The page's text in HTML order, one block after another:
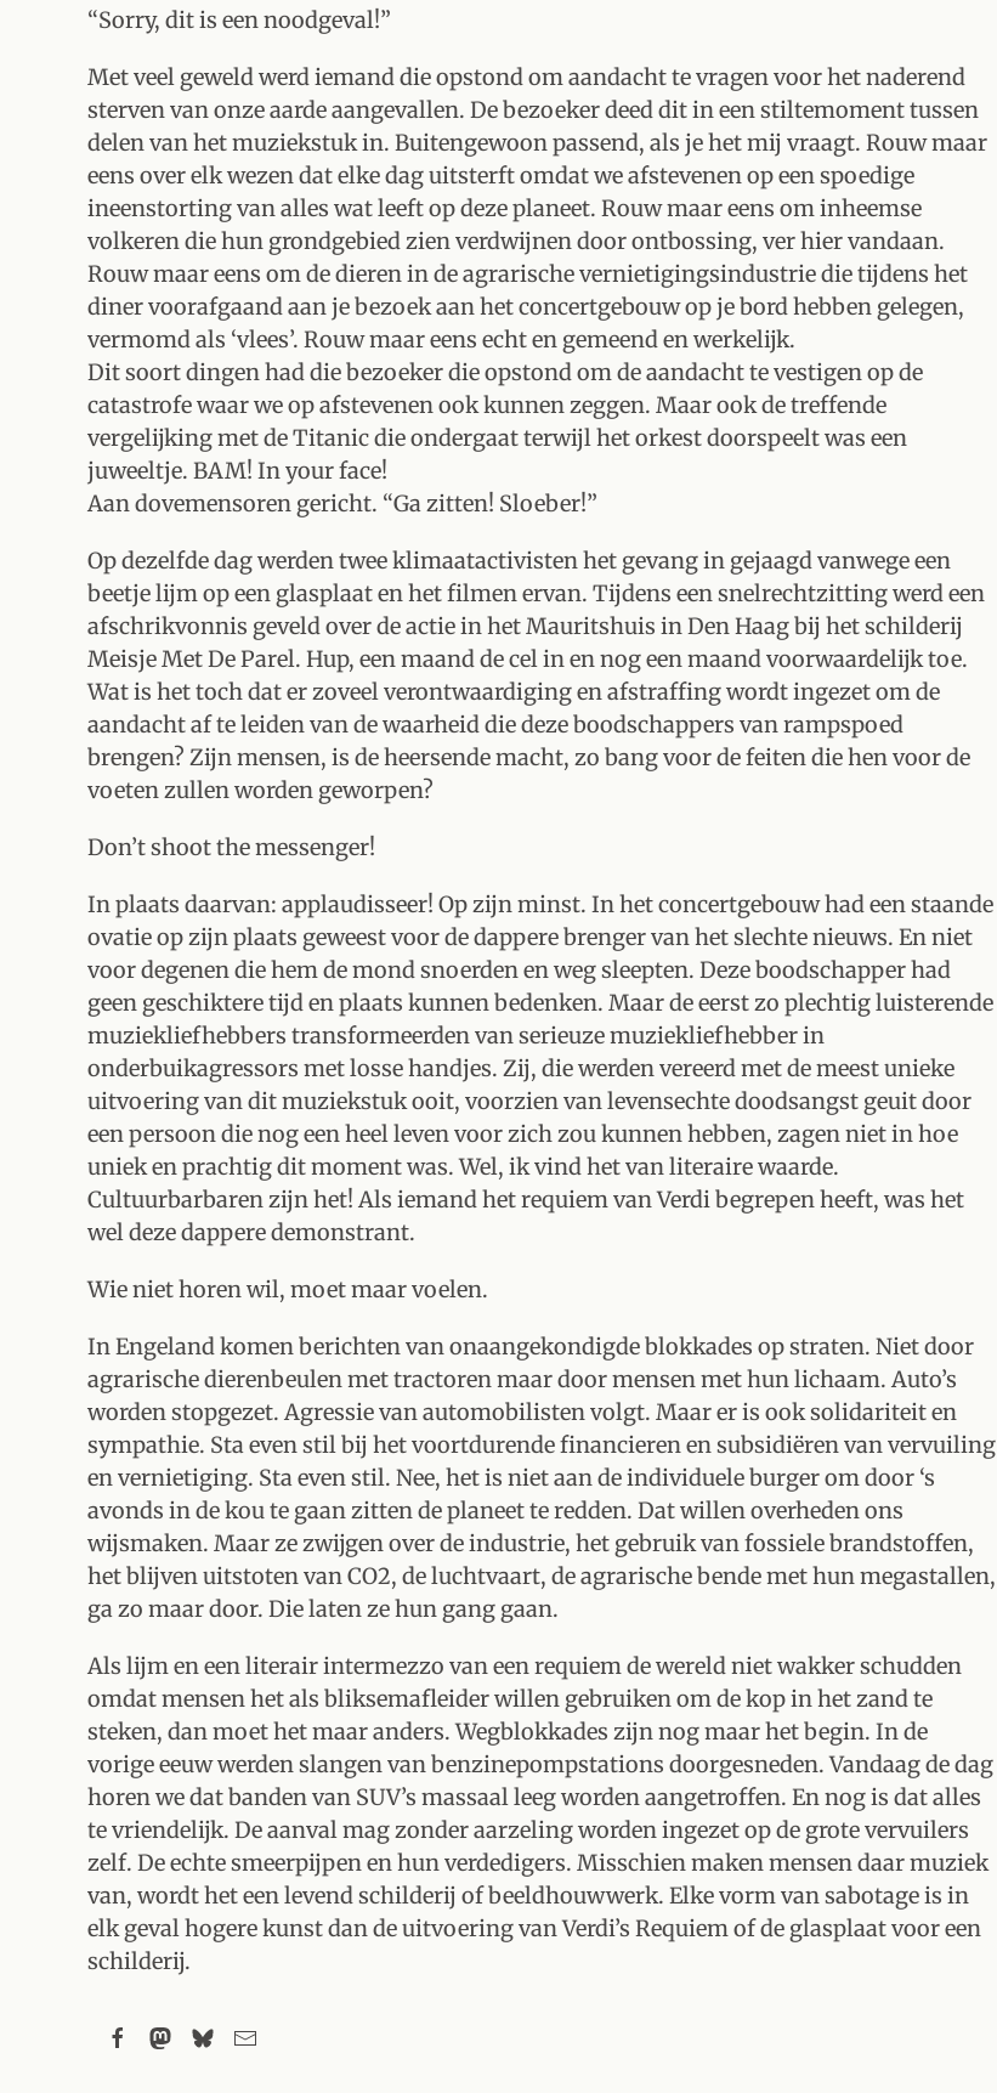
“Sorry, dit is een noodgeval!”
Met veel geweld werd iemand die opstond om aandacht te vragen voor het naderend
sterven van onze aarde aangevallen. De bezoeker deed dit in een stiltemoment tussen
delen van het muziekstuk in. Buitengewoon passend, als je het mij vraagt. Rouw maar
eens over elk wezen dat elke dag uitsterft omdat we afstevenen op een spoedige
ineenstorting van alles wat leeft op deze planeet. Rouw maar eens om inheemse
volkeren die hun grondgebied zien verdwijnen door ontbossing, ver hier vandaan.
Rouw maar eens om de dieren in de agrarische vernietigingsindustrie die tijdens het
diner voorafgaand aan je bezoek aan het concertgebouw op je bord hebben gelegen,
vermomd als ‘vlees’. Rouw maar eens echt en gemeend en werkelijk.
Dit soort dingen had die bezoeker die opstond om de aandacht te vestigen op de
catastrofe waar we op afstevenen ook kunnen zeggen. Maar ook de treffende
vergelijking met de Titanic die ondergaat terwijl het orkest doorspeelt was een
juweeltje. BAM! In your face!
Aan dovemensoren gericht. “Ga zitten! Sloeber!”
Op dezelfde dag werden twee klimaatactivisten het gevang in gejaagd vanwege een
beetje lijm op een glasplaat en het filmen ervan. Tijdens een snelrechtzitting werd een
afschrikvonnis geveld over de actie in het Mauritshuis in Den Haag bij het schilderij
Meisje Met De Parel. Hup, een maand de cel in en nog een maand voorwaardelijk toe.
Wat is het toch dat er zoveel verontwaardiging en afstraffing wordt ingezet om de
aandacht af te leiden van de waarheid die deze boodschappers van rampspoed
brengen? Zijn mensen, is de heersende macht, zo bang voor de feiten die hen voor de
voeten zullen worden geworpen?
Don’t shoot the messenger!
In plaats daarvan: applaudisseer! Op zijn minst. In het concertgebouw had een staande
ovatie op zijn plaats geweest voor de dappere brenger van het slechte nieuws. En niet
voor degenen die hem de mond snoerden en weg sleepten. Deze boodschapper had
geen geschiktere tijd en plaats kunnen bedenken. Maar de eerst zo plechtig luisterende
muziekliefhebbers transformeerden van serieuze muziekliefhebber in
onderbuikagressors met losse handjes. Zij, die werden vereerd met de meest unieke
uitvoering van dit muziekstuk ooit, voorzien van levensechte doodsangst geuit door
een persoon die nog een heel leven voor zich zou kunnen hebben, zagen niet in hoe
uniek en prachtig dit moment was. Wel, ik vind het van literaire waarde.
Cultuurbarbaren zijn het! Als iemand het requiem van Verdi begrepen heeft, was het
wel deze dappere demonstrant.
Wie niet horen wil, moet maar voelen.
In Engeland komen berichten van onaangekondigde blokkades op straten. Niet door
agrarische dierenbeulen met tractoren maar door mensen met hun lichaam. Auto’s
worden stopgezet. Agressie van automobilisten volgt. Maar er is ook solidariteit en
sympathie. Sta even stil bij het voortdurende financieren en subsidiëren van vervuiling
en vernietiging. Sta even stil. Nee, het is niet aan de individuele burger om door ‘s
avonds in de kou te gaan zitten de planeet te redden. Dat willen overheden ons
wijsmaken. Maar ze zwijgen over de industrie, het gebruik van fossiele brandstoffen,
het blijven uitstoten van CO2, de luchtvaart, de agrarische bende met hun megastallen,
ga zo maar door. Die laten ze hun gang gaan.
Als lijm en een literair intermezzo van een requiem de wereld niet wakker schudden
omdat mensen het als bliksemafleider willen gebruiken om de kop in het zand te
steken, dan moet het maar anders. Wegblokkades zijn nog maar het begin. In de
vorige eeuw werden slangen van benzinepompstations doorgesneden. Vandaag de dag
horen we dat banden van SUV’s massaal leeg worden aangetroffen. En nog is dat alles
te vriendelijk. De aanval mag zonder aarzeling worden ingezet op de grote vervuilers
zelf. De echte smeerpijpen en hun verdedigers. Misschien maken mensen daar muziek
van, wordt het een levend schilderij of beeldhouwwerk. Elke vorm van sabotage is in
elk geval hogere kunst dan de uitvoering van Verdi’s Requiem of de glasplaat voor een
schilderij.